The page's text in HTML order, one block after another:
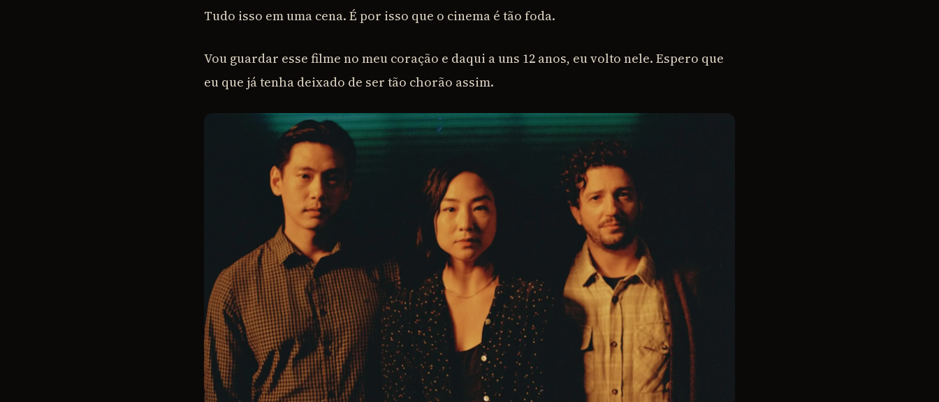
Tudo isso em uma cena. É por isso que o cinema é tão foda.
Vou guardar esse filme no meu coração e daqui a uns 12 anos, eu volto nele. Espero que
eu que já tenha deixado de ser tão chorão assim.